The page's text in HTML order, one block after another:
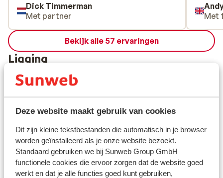
Deze website maakt gebruik van cookies
Dit zijn kleine tekstbestanden die automatisch in je browser
worden geïnstalleerd als je onze website bezoekt.
Standaard gebruiken we bij Sunweb Group GmbH
functionele cookies die ervoor zorgen dat de website goed
werkt en dat je alle functies goed kunt gebruiken,
Dick Timmerman
Met partner
Met
Bekijk alle 57 ervaringen
Ligging
Bekijk op kaart
Afstanden